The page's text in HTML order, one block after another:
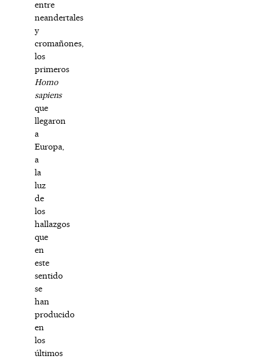
entre
neandertales
y
cromañones,
los
primeros
Homo
sapiens
que
llegaron
a
Europa,
a
la
luz
de
los
hallazgos
que
en
este
sentido
se
han
producido
en
los
últimos